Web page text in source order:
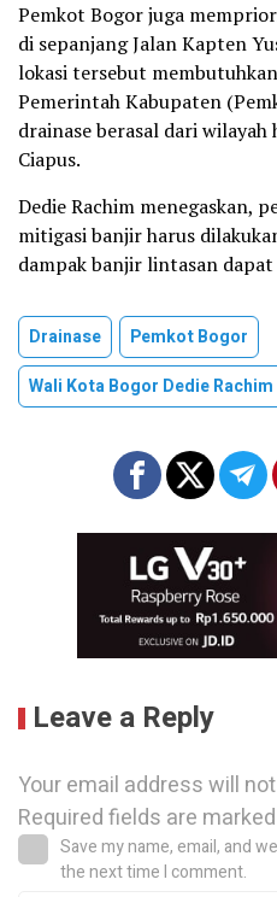
Pemkot Bogor juga
di sepanjang Jalan Kapten
lokasi tersebut
Pemerintah Kabupaten
drainase berasal dari
Ciapus.
Dedie Rachim menegaskan,
mitigasi banjir harus
dampak banjir lintasan
Drainase
Pemkot Bogor
Wali Kota Bogor Dedie Rachim
Leave a Reply
Your email address will
Required fields are marked
Save my name, email, and
the next time I comment.